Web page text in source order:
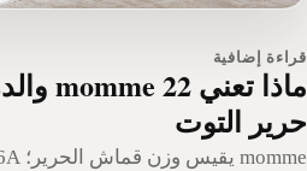
إضافية
التوت